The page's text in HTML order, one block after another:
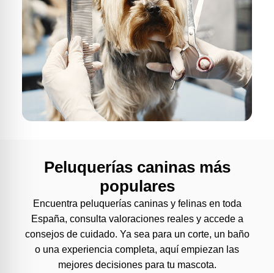
Peluquerías caninas más
populares
Encuentra peluquerías caninas y felinas en toda
España, consulta valoraciones reales y accede a
consejos de cuidado. Ya sea para un corte, un baño
o una experiencia completa, aquí empiezan las
mejores decisiones para tu mascota.